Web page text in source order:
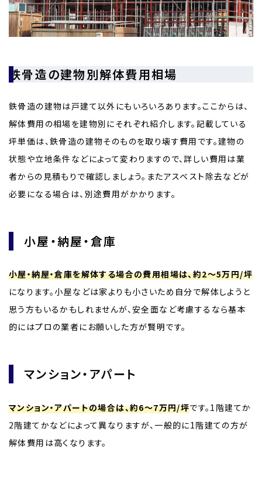
鉄骨造の建物別解体費用相場
鉄骨造の建物は戸建て以外にもいろいろあります。ここからは、
解体費用の相場を建物別にそれぞれ紹介します。記載している
坪単価は、鉄骨造の建物そのものを取り壊す費用です。建物の
状態や立地条件などによって変わりますので、詳しい費用は業
者からの見積もりで確認しましょう。またアスベスト除去などが
必要になる場合は、別途費用がかかります。
小屋・納屋・倉庫
小屋・納屋・倉庫を解体する場合の費用相場は、約2～5万円/坪
になります。小屋などは家よりも小さいため自分で解体しようと
思う方もいるかもしれませんが、安全面など考慮するなら基本
的にはプロの業者にお願いした方が賢明です。
マンション・アパート
マンション・アパートの場合は、約6〜7万円/坪です。1階建てか
2階建てかなどによって異なりますが、一般的に1階建ての方が
解体費用は高くなります。